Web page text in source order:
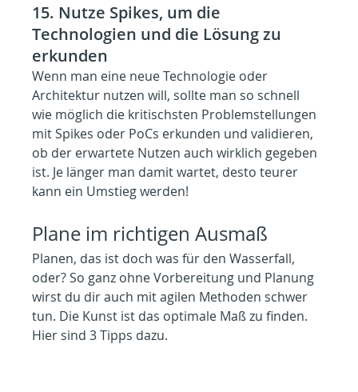
15. Nutze Spikes, um die
Technologien und die Lösung zu
erkunden
Wenn man eine neue Technologie oder
Architektur nutzen will, sollte man so schnell
wie möglich die kritischsten Problemstellungen
mit Spikes oder PoCs erkunden und validieren,
ob der erwartete Nutzen auch wirklich gegeben
ist. Je länger man damit wartet, desto teurer
kann ein Umstieg werden!
Plane im richtigen Ausmaß
Planen, das ist doch was für den Wasserfall,
oder? So ganz ohne Vorbereitung und Planung
wirst du dir auch mit agilen Methoden schwer
tun. Die Kunst ist das optimale Maß zu finden.
Hier sind 3 Tipps dazu.